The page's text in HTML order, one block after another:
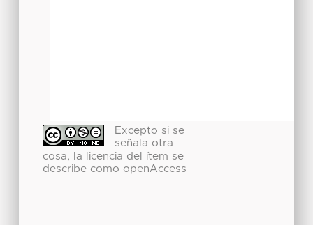
Excepto si se
señala otra
cosa, la licencia del ítem se
describe como openAccess